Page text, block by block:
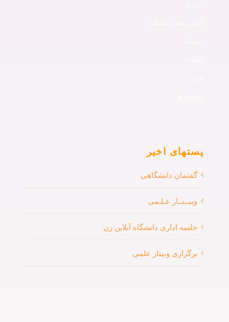
پستهای اخیر
گفتمان دانشگاهی
ویبــنــار عـلـمی
جلسه اداری دانشگاه آنلاین زن
برگزاری وبینار علمی